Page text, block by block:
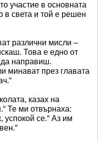
участие в основната
в света и той е решен
различни мисли –
Това е едно от
направиш.
минават през главата
казах на
Те ми отвърнаха:
успокой се.“ Аз им